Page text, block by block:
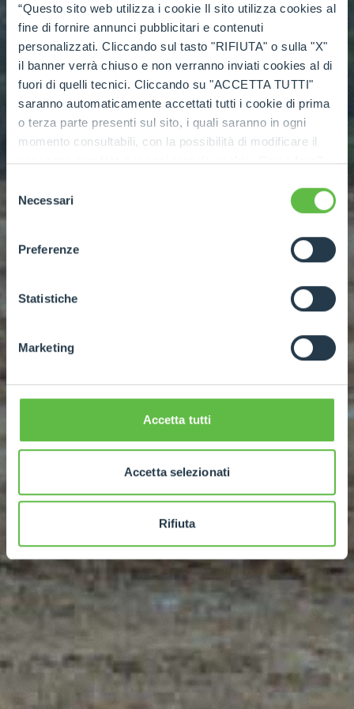
“Questo sito web utilizza i cookie Il sito utilizza cookies al
fine di fornire annunci pubblicitari e contenuti
personalizzati. Cliccando sul tasto "RIFIUTA" o sulla "X"
il banner verrà chiuso e non verranno inviati cookies al di
fuori di quelli tecnici. Cliccando su "ACCETTA TUTTI"
saranno automaticamente accettati tutti i cookie di prima
o terza parte presenti sul sito, i quali saranno in ogni
momento consultabili, con la possibilità di modificare il
consenso prestato per ogni singolo cookie. Come fare?
ogni pagina, selezionare "Modifichi il suo consenso" e
dell'informativa completa nel footer presente in ogni
pagina. Per esercitare i diritti riconosciuti all'interessato ai
GDPR abbiamo predisposto una
apposita procedura.
Selezione
del
consenso
Necessari
Preferenze
Statistiche
Marketing
Accetta tutti
Accetta selezionati
Rifiuta